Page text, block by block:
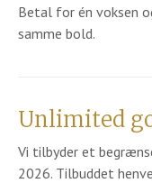
Betal for én voksen
samme bold.
Unlimited
Vi tilbyder et
2026. Tilbuddet